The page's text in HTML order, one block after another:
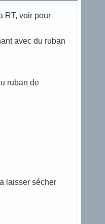
RT, voir pour
avec du ruban
ruban de
laisser sécher